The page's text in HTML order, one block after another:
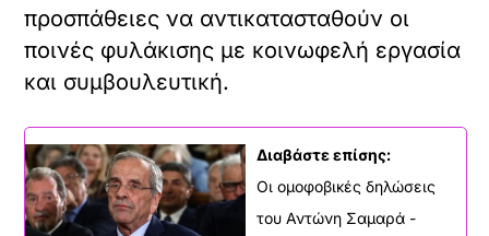
προσπάθειες να αντικατασταθούν οι
ποινές φυλάκισης με κοινωφελή εργασία
και συμβουλευτική.
Διαβάστε επίσης:
Οι ομοφοβικές δηλώσεις
του Αντώνη Σαμαρά -